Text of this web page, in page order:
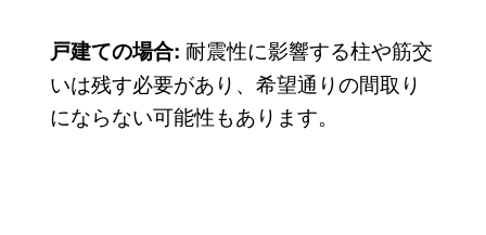
戸建ての場合: 耐震性に影響する柱や筋交
いは残す必要があり、希望通りの間取り
にならない可能性もあります。